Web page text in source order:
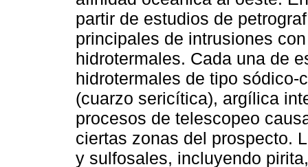
partir de estudios de
principales de intrusiones
hidrotermales. Cada una de
hidrotermales de tipo
(cuarzo sericítica), argílica
procesos de telescopeo
ciertas zonas del prospecto.
y sulfosales, incluyendo